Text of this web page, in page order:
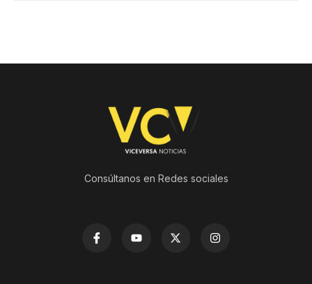
Consúltanos en Redes sociales